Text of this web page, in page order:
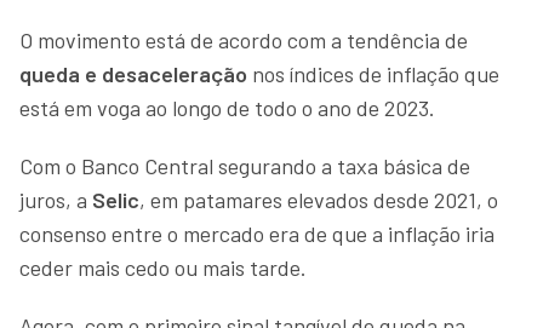
O movimento está de acordo com a tendência de
queda e desaceleração nos índices de inflação que
está em voga ao longo de todo o ano de 2023.
Com o Banco Central segurando a taxa básica de
juros, a Selic, em patamares elevados desde 2021, o
consenso entre o mercado era de que a inflação iria
ceder mais cedo ou mais tarde.